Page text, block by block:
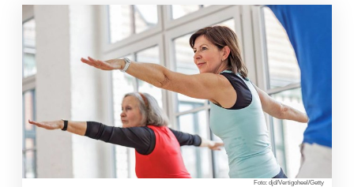
Foto: djd/Vertigoheel/Getty